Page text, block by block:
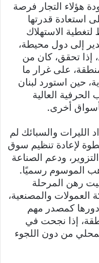
هؤلاء التجار فرصة
استعادة قدرتها
لتغطية الاستهلاك
إلى دول محيطة،
إذا تحقق، كان من
على غرار ما
حين استورد لبنان
العالية
أخرى.
الليرات والسبائك لم
لإعادة تنظيم سوق
ودعم الصناعة
الموسوم رسميًا.
رهن المرحلة
العمولات والمصنعية،
دورها كمصدر مهم
إذا نجحت في
من دون اللجوء